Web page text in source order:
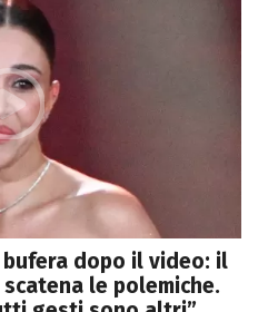
dopo il video: il
le polemiche.